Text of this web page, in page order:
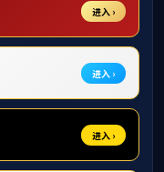
乐东黎族自
我院开展新